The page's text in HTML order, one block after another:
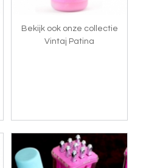
Bekijk ook onze collectie
Vintaj Patina